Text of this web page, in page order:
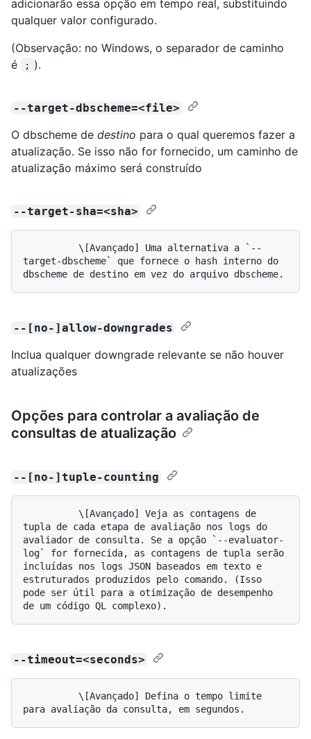
adicionarão essa opção em tempo real, substituindo
qualquer valor configurado.
(Observação: no Windows, o separador de caminho
é
; ).
--target-dbscheme=<file>
O dbscheme de destino para o qual queremos fazer a
atualização. Se isso não for fornecido, um caminho de
atualização máximo será construído
--target-sha=<sha>
target-dbscheme` que fornece o hash interno do
--[no-]allow-downgrades
Inclua qualquer downgrade relevante se não houver
atualizações
Opções para controlar a avaliação de
consultas de atualização
--[no-]tuple-counting
tupla de cada etapa de avaliação nos logs do
avaliador de consulta. Se a opção `--evaluator-
log` for fornecida, as contagens de tupla serão
incluídas nos logs JSON baseados em texto e
estruturados produzidos pelo comando. (Isso
pode ser útil para a otimização de desempenho
--timeout=<seconds>